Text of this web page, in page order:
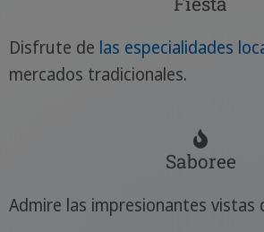
Disfrute de las especialidades
mercados tradicionales.
Saboree
Admire las impresionantes vistas